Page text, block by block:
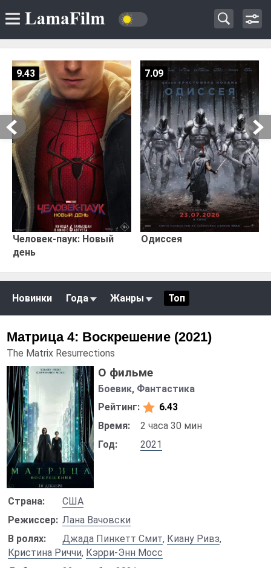
Человек-паук: Новый
день
9.43
Одиссея
7.09
Новинки Года Жанры Топ
Матрица 4: Воскрешение (2021)
The Matrix Resurrections
О фильме
Боевик, Фантастика
Рейтинг:
6.43
Время:
2 часа 30 мин
Год:
2021
Страна:
США
Режиссер: Лана Вачовски
В ролях:
Джада Пинкетт Смит, Киану Ривз,
Кристина Риччи, Кэрри-Энн Мосс